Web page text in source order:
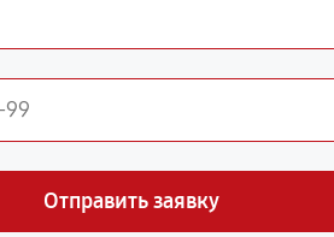
Отправить заявку